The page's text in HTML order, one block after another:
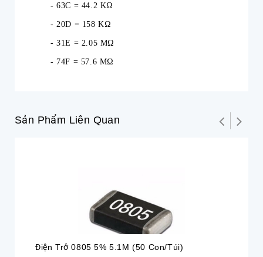
- 63C = 44.2 KΩ
- 20D = 158 KΩ
- 31E = 2.05 MΩ
- 74F = 57.6 MΩ
Sản Phẩm Liên Quan
Điện Trở 0805 5% 5.1M (50 Con/túi)